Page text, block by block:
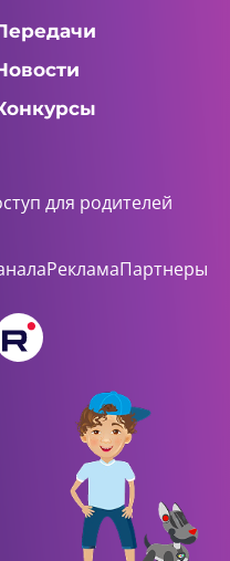
для родителей
РекламаПартнеры